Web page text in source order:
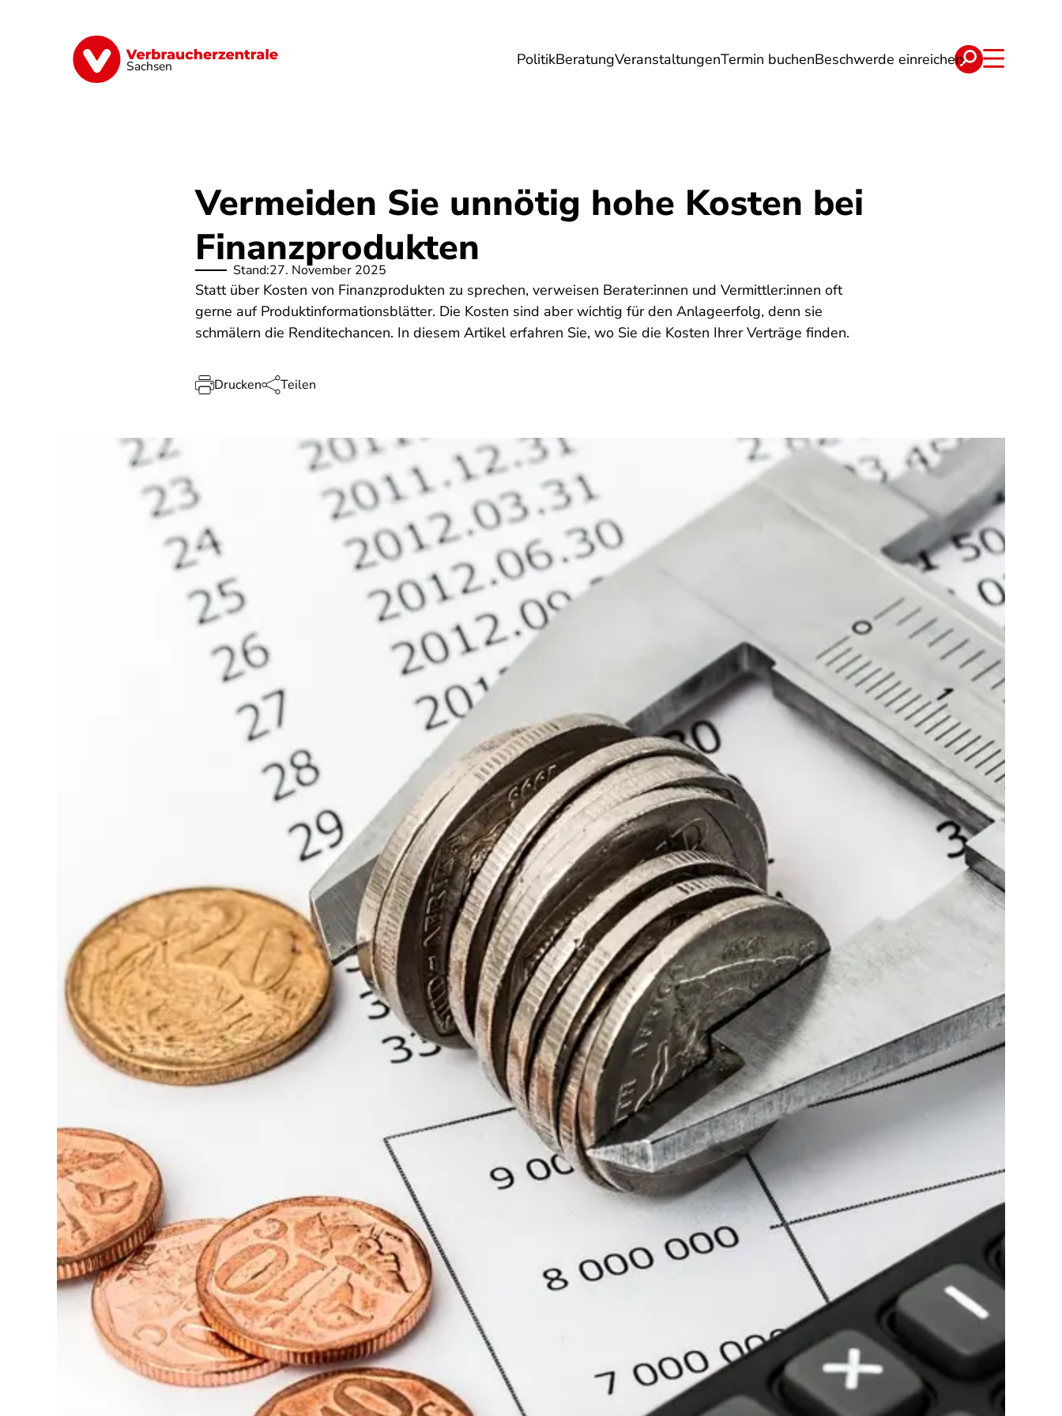
Sachsen PolitikBeratungVeranstaltungenTermin buchenBeschwerde einreichen
Vorsorge Verträge Geld & Versicherungen Digitales Energie & Wohnen Lebensmittel & Ernährung
Vermeiden Sie unnötig hohe Kosten bei
Finanzprodukten
Stand:27. November 2025
Statt über Kosten von Finanzprodukten zu sprechen, verweisen Berater:innen und Vermittler:innen oft
gerne auf Produktinformationsblätter. Die Kosten sind aber wichtig für den Anlageerfolg, denn sie
schmälern die Renditechancen. In diesem Artikel erfahren Sie, wo Sie die Kosten Ihrer Verträge finden.
Drucken Teilen